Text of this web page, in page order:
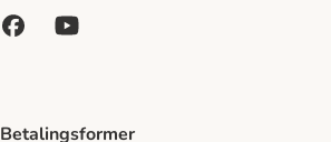
Betalingsformer